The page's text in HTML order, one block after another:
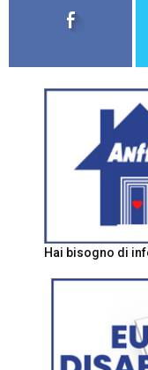
Hai bisogno di